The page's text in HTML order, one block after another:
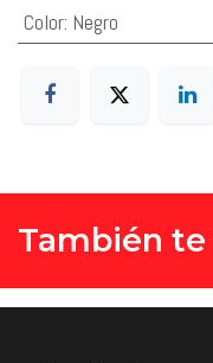
Color: Negro
También